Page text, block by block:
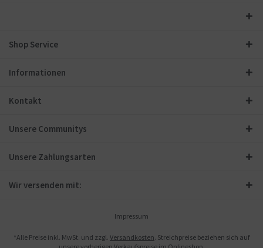
Shop Service
Informationen
Kontakt
Unsere Communitys
Unsere Zahlungsarten
Wir versenden mit:
Impressum
*Alle Preise inkl. MwSt. und zzgl. Versandkosten. Streichpreise beziehen sich auf